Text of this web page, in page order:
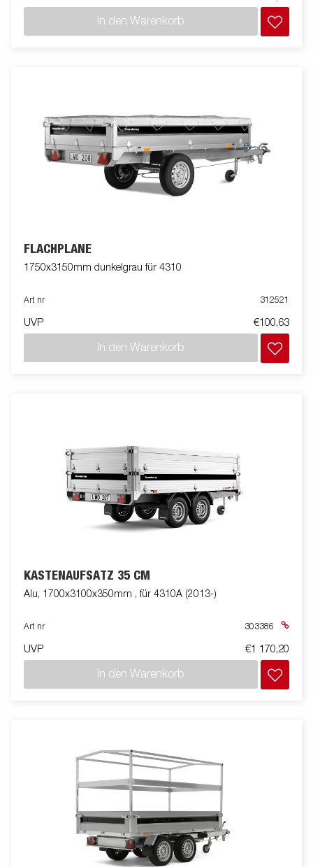
In den Warenkorb
FLACHPLANE
1750x3150mm dunkelgrau für 4310
Art nr 312521
UVP €100,63
In den Warenkorb
KASTENAUFSATZ 35 CM
Alu, 1700x3100x350mm , für 4310A (2013-)
Art nr 303386
UVP €1 170,20
In den Warenkorb